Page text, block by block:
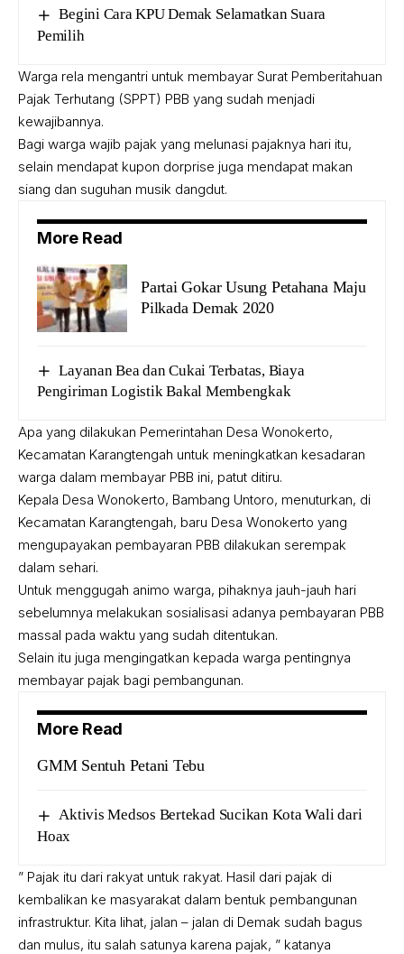
Begini Cara KPU Demak Selamatkan Suara
Pemilih
Warga rela mengantri untuk membayar Surat Pemberitahuan
Pajak Terhutang (SPPT) PBB yang sudah menjadi
kewajibannya.
Bagi warga wajib pajak yang melunasi pajaknya hari itu,
selain mendapat kupon dorprise juga mendapat makan
siang dan suguhan musik dangdut.
More Read
Partai Gokar Usung Petahana Maju
Pilkada Demak 2020
Layanan Bea dan Cukai Terbatas, Biaya
Pengiriman Logistik Bakal Membengkak
Apa yang dilakukan Pemerintahan Desa Wonokerto,
Kecamatan Karangtengah untuk meningkatkan kesadaran
warga dalam membayar PBB ini, patut ditiru.
Kepala Desa Wonokerto, Bambang Untoro, menuturkan, di
Kecamatan Karangtengah, baru Desa Wonokerto yang
mengupayakan pembayaran PBB dilakukan serempak
dalam sehari.
Untuk menggugah animo warga, pihaknya jauh-jauh hari
sebelumnya melakukan sosialisasi adanya pembayaran PBB
massal pada waktu yang sudah ditentukan.
Selain itu juga mengingatkan kepada warga pentingnya
membayar pajak bagi pembangunan.
More Read
GMM Sentuh Petani Tebu
Aktivis Medsos Bertekad Sucikan Kota Wali dari
Hoax
” Pajak itu dari rakyat untuk rakyat. Hasil dari pajak di
kembalikan ke masyarakat dalam bentuk pembangunan
infrastruktur. Kita lihat, jalan – jalan di Demak sudah bagus
dan mulus, itu salah satunya karena pajak, ” katanya